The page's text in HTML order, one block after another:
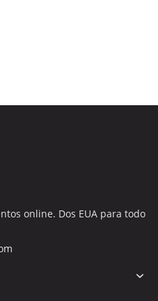
online. Dos EUA para todo